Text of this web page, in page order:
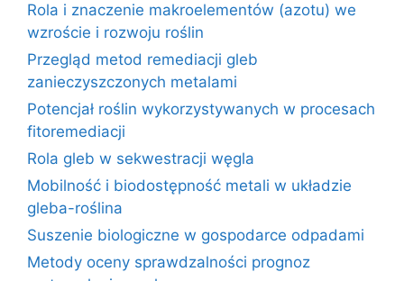
Rola i znaczenie makroelementów (azotu) we
wzroście i rozwoju roślin
Przegląd metod remediacji gleb
zanieczyszczonych metalami
Potencjał roślin wykorzystywanych w procesach
fitoremediacji
Rola gleb w sekwestracji węgla
Mobilność i biodostępność metali w układzie
gleba-roślina
Suszenie biologiczne w gospodarce odpadami
Metody oceny sprawdzalności prognoz